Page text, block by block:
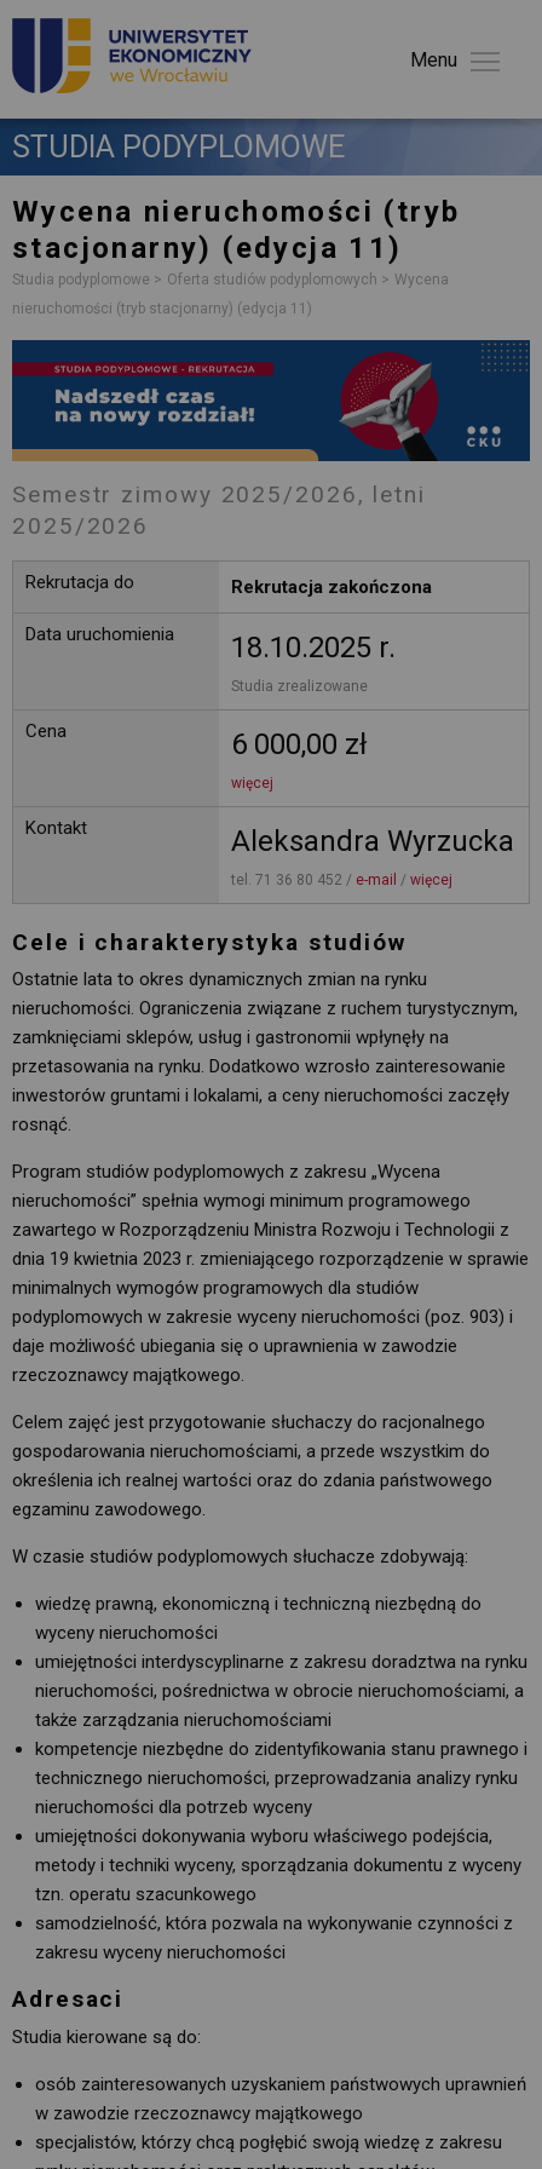
Menu
STUDIA PODYPLOMOWE
Wycena nieruchomości (tryb
stacjonarny) (edycja 11)
Studia podyplomowe Oferta studiów podyplomowych
Wycena
nieruchomości (tryb stacjonarny) (edycja 11)
Semestr zimowy 2025/2026, letni
2025/2026
Rekrutacja do Rekrutacja zakończona
Data uruchomienia 18.10.2025 r.
Studia zrealizowane
Cena 6 000,00 zł
więcej
Kontakt Aleksandra Wyrzucka
tel. 71 36 80 452 / e-mail / więcej
Cele i charakterystyka studiów
Ostatnie lata to okres dynamicznych zmian na rynku
nieruchomości. Ograniczenia związane z ruchem turystycznym,
zamknięciami sklepów, usług i gastronomii wpłynęły na
przetasowania na rynku. Dodatkowo wzrosło zainteresowanie
inwestorów gruntami i lokalami, a ceny nieruchomości zaczęły
rosnąć.
Program studiów podyplomowych z zakresu „Wycena
nieruchomości” spełnia wymogi minimum programowego
zawartego w Rozporządzeniu Ministra Rozwoju i Technologii z
dnia 19 kwietnia 2023 r. zmieniającego rozporządzenie w sprawie
minimalnych wymogów programowych dla studiów
podyplomowych w zakresie wyceny nieruchomości (poz. 903) i
daje możliwość ubiegania się o uprawnienia w zawodzie
rzeczoznawcy majątkowego.
Celem zajęć jest przygotowanie słuchaczy do racjonalnego
gospodarowania nieruchomościami, a przede wszystkim do
określenia ich realnej wartości oraz do zdania państwowego
egzaminu zawodowego.
W czasie studiów podyplomowych słuchacze zdobywają:
wiedzę prawną, ekonomiczną i techniczną niezbędną do
wyceny nieruchomości
umiejętności interdyscyplinarne z zakresu doradztwa na rynku
nieruchomości, pośrednictwa w obrocie nieruchomościami, a
także zarządzania nieruchomościami
kompetencje niezbędne do zidentyfikowania stanu prawnego i
technicznego nieruchomości, przeprowadzania analizy rynku
nieruchomości dla potrzeb wyceny
umiejętności dokonywania wyboru właściwego podejścia,
metody i techniki wyceny, sporządzania dokumentu z wyceny
tzn. operatu szacunkowego
samodzielność, która pozwala na wykonywanie czynności z
zakresu wyceny nieruchomości
Adresaci
Studia kierowane są do:
osób zainteresowanych uzyskaniem państwowych uprawnień
w zawodzie rzeczoznawcy majątkowego
specjalistów, którzy chcą pogłębić swoją wiedzę z zakresu